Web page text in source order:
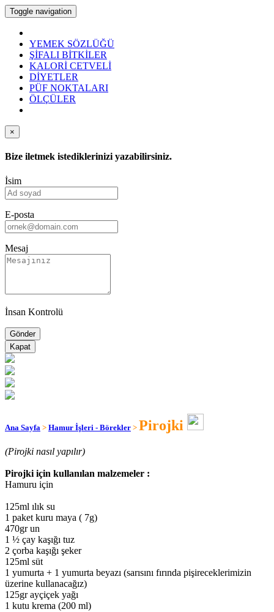
Toggle navigation
YEMEK SÖZLÜĞÜ
ŞİFALI BİTKİLER
KALORİ CETVELİ
DİYETLER
PÜF NOKTALARI
ÖLÇÜLER
×
Bize iletmek istediklerinizi yazabilirsiniz.
İsim
E-posta
Mesaj
İnsan Kontrolü
Kapat
Ana Sayfa > Hamur İşleri - Börekler > Pirojki
(Pirojki nasıl yapılır)
Pirojki için kullanılan malzemeler :
Hamuru için
125ml ılık su
1 paket kuru maya ( 7g)
470gr un
1 ½ çay kaşığı tuz
2 çorba kaşığı şeker
125ml süt
1 yumurta + 1 yumurta beyazı (sarısını fırında pişireceklerimizin
üzerine kullanacağız)
125gr ayçiçek yağı
1 kutu krema (200 ml)